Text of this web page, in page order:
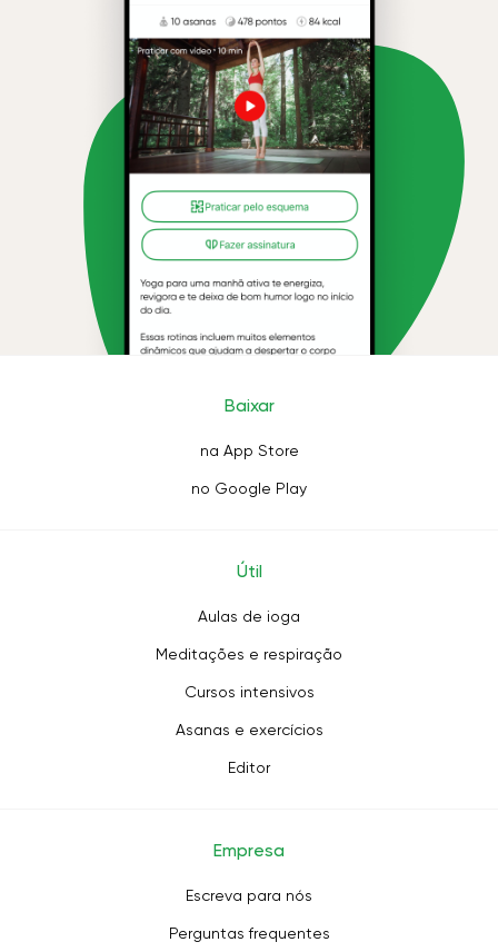
Baixar
na App Store
no Google Play
Útil
Aulas de ioga
Meditações e respiração
Cursos intensivos
Asanas e exercícios
Editor
Empresa
Escreva para nós
Perguntas frequentes